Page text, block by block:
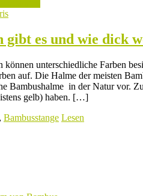
es und wie dick
unterschiedliche Farben
auf. Die Halme der meisten
Bambushalme in der Natur vor.
gelb) haben. […]
, Bambusstange Lesen